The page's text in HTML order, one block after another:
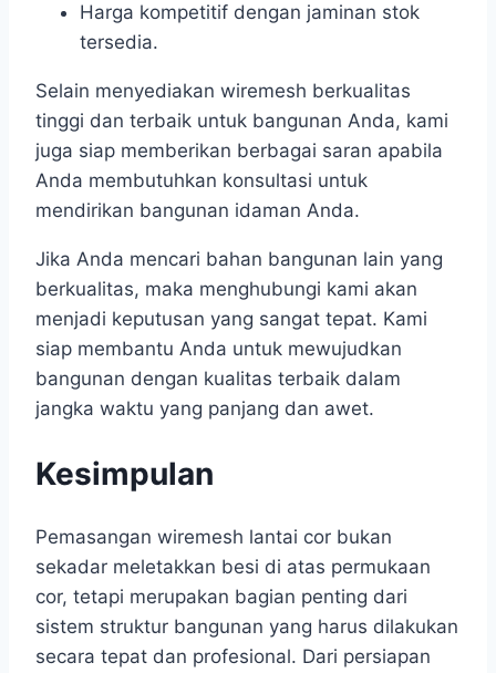
Harga kompetitif dengan jaminan stok
tersedia.
Selain menyediakan wiremesh berkualitas
tinggi dan terbaik untuk bangunan Anda, kami
juga siap memberikan berbagai saran apabila
Anda membutuhkan konsultasi untuk
mendirikan bangunan idaman Anda.
Jika Anda mencari bahan bangunan lain yang
berkualitas, maka menghubungi kami akan
menjadi keputusan yang sangat tepat. Kami
siap membantu Anda untuk mewujudkan
bangunan dengan kualitas terbaik dalam
jangka waktu yang panjang dan awet.
Kesimpulan
Pemasangan wiremesh lantai cor bukan
sekadar meletakkan besi di atas permukaan
cor, tetapi merupakan bagian penting dari
sistem struktur bangunan yang harus dilakukan
secara tepat dan profesional. Dari persiapan